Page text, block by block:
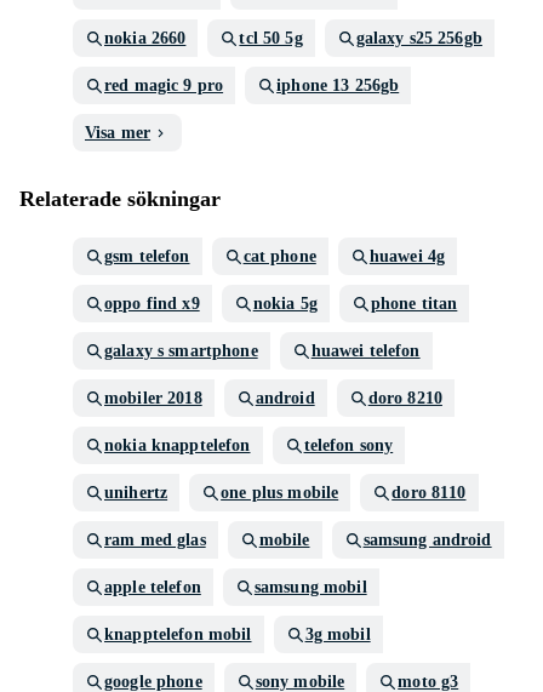
nokia 2660 tcl 50 5g galaxy s25 256gb
red magic 9 pro iphone 13 256gb
Visa mer
Relaterade sökningar
gsm telefon cat phone huawei 4g
oppo find x9 nokia 5g phone titan
galaxy s smartphone huawei telefon
mobiler 2018 android doro 8210
nokia knapptelefon telefon sony
unihertz one plus mobile doro 8110
ram med glas mobile samsung android
apple telefon samsung mobil
knapptelefon mobil 3g mobil
google phone sony mobile moto g3